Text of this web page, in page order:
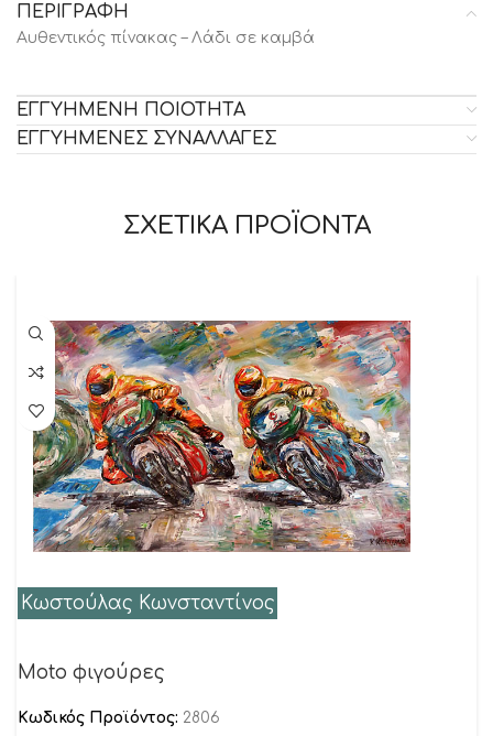
ΠΕΡΙΓΡΑΦΗ
Αυθεντικός πίνακας – Λάδι σε καμβά
ΕΓΓΥΗΜΕΝΗ ΠΟΙΟΤΗΤΑ
ΕΓΓΥΗΜΕΝΕΣ ΣΥΝΑΛΛΑΓΕΣ
ΣΧΕΤΙΚΑ ΠΡΟΪΟΝΤΑ
Κωστούλας Κωνσταντίνος
Moto φιγούρες
Κωδικός Προϊόντος: 2806